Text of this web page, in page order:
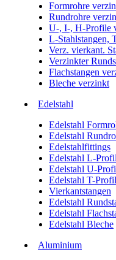
Formrohre
Rundrohre
U-, I-, H-Profile
L-Stahlstangen,
Verz. vierkant.
Verzinkter
Flachstangen
Bleche verzinkt
Edelstahl
Edelstahl
Edelstahl
Edelstahlfittings
Edelstahl L-
Edelstahl U-
Edelstahl T-Profil
Vierkantstangen
Edelstahl
Edelstahl
Edelstahl Bleche
Aluminium